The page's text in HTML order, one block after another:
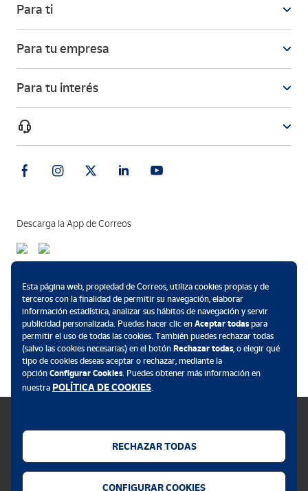
Para ti
Para tu empresa
Para tu interés
Descarga la App de Correos
Política de cookies
Esta página web, propiedad de Correos, utiliza cookies propias y de
terceros con la finalidad de permitir su navegación, elaborar
información estadística, analizar sus hábitos de navegación y servir
publicidad personalizada. Puedes hacer clic en Aceptar todaspara
permitir el uso de todas las cookies. También puedes rechazar todas
(salvo las cookies necesarias) en el botón Rechazar todas, o elegir qué
tipo de cookies deseas aceptar o rechazar, mediante la
opción Configurar Cookies. Puedes obtener más información en
nuestra POLÍTICA DE COOKIES.
RECHAZAR TODAS
CONFIGURAR COOKIES